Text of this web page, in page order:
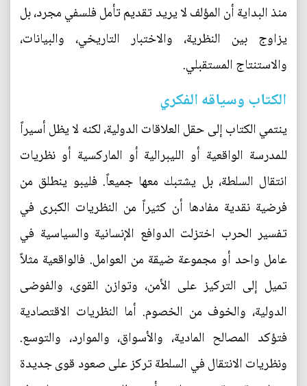
منذ البداية أن المؤلف لا يريد تقديم تأمل فلسفي مجرد، بل
يزاوج بين النظرية، والاختبار التاريخي، والبيانات،
والاستنتاج المستقبلي.
الكتاب وسياقه الفكري
ينتمي الكتاب إلى حقل العلاقات الدولية، لكنه لا يظل أسيراً
للمدرسة الواقعية أو الليبرالية أو الماركسية أو نظريات
انتقال السلطة، بل يشتبك معها جميعاً. فليبو ينطلق من
فرضية نقدية مفادها أن كثيراً من النظريات الكبرى في
تفسير الحرب اختزلت الدوافع الإنسانية والسياسية في
عامل واحد أو مجموعة ضيقة من العوامل. فالواقعية مثلاً
تميل إلى التركيز على الأمن، وتوازن القوى، والفوضى
الدولية، والخوف من الخصوم. أما النظريات الاقتصادية
فتؤكد المصالح المادية، والأسواق، والموارد، والتوسع.
ونظريات الانتقال في السلطة تركز على صعود قوى جديدة